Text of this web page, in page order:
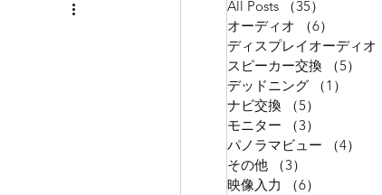
All Posts （35）
オーディオ
（6）
ディスプレイオーディオ
スピーカー交換
（5）
デッドニング
（1）
ナビ交換
（5）
モニター
（3）
パノラマビュー
（4）
その他
（3）
映像入力
（6）